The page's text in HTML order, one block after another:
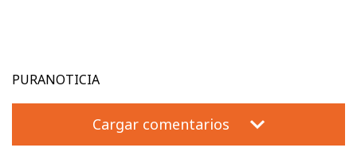
PURANOTICIA
Cargar comentarios